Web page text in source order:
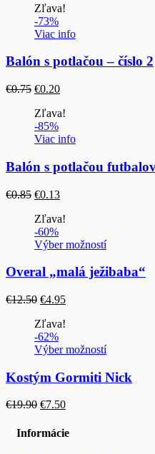
bola:
€13.50.
Zľava!
-73%
Viac info
Balón s potlačou – číslo 2
€0.75 Pôvodná
bola:
€0.75.
€0.20Aktuálna
je:
Zľava!
-85%
Viac info
Balón s potlačou
€0.85 Pôvodná
bola:
€0.85.
€0.13Aktuálna
je:
Zľava!
-60%
Výber možností
Overal „malá ježibaba“
€12.50 Pôvodná
bola:
€12.50.
€4.95Aktuálna
Zľava!
-62%
Výber možností
Kostým Gormiti Nick
€19.90 Pôvodná
bola:
€7.50Aktuálna
je:
Informácie